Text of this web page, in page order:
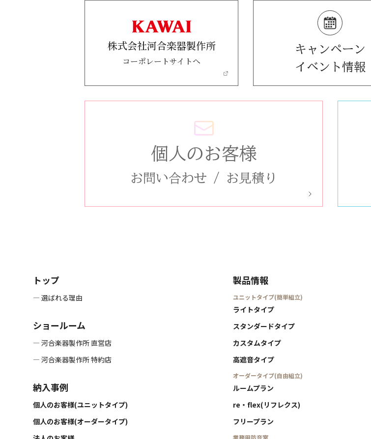
株式会社河合楽器製作所
コーポレートサイトへ
キャンペーン
イベント情報
個人のお客様
お問い合わせ / お見積り
トップ
― 選ばれる理由
ショールーム
― 河合楽器製作所 直営店
― 河合楽器製作所 特約店
納入事例
個人のお客様(ユニットタイプ)
個人のお客様(オーダータイプ)
製品情報
ユニットタイプ(簡単組立)
ライトタイプ
スタンダードタイプ
カスタムタイプ
高遮音タイプ
オーダータイプ(自由組立)
ルームプラン
re・flex(リフレクス)
フリープラン